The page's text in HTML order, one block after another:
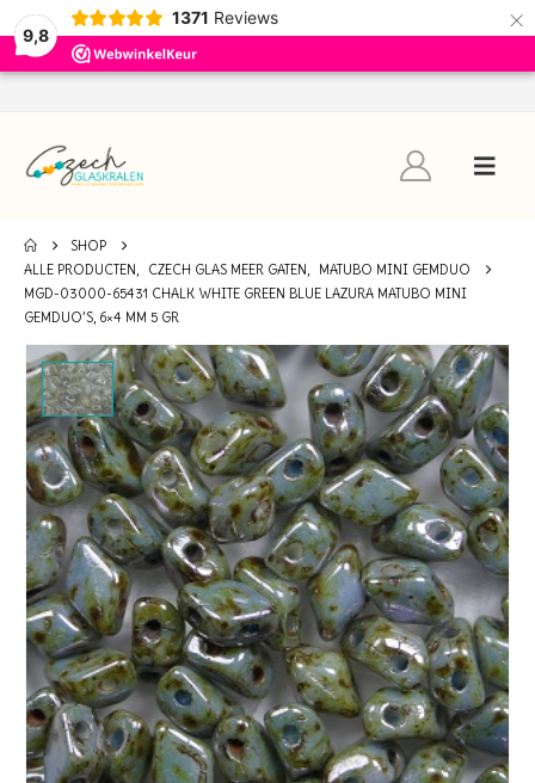
9,8
1371 Reviews ×
SHOP
ALLE PRODUCTEN, CZECH GLAS MEER GATEN,
MATUBO MINI GEMDUO
MGD-03000-65431 CHALK WHITE GREEN BLUE LAZURA MATUBO MINI
GEMDUO’S, 6×4 MM 5 GR